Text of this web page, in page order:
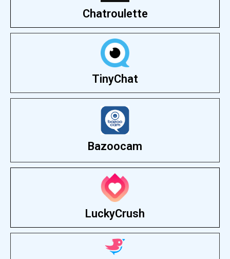
Chatroulette
TinyChat
Bazoocam
LuckyCrush